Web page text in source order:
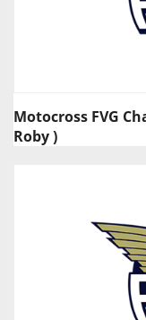
Motocross FVG
Roby )